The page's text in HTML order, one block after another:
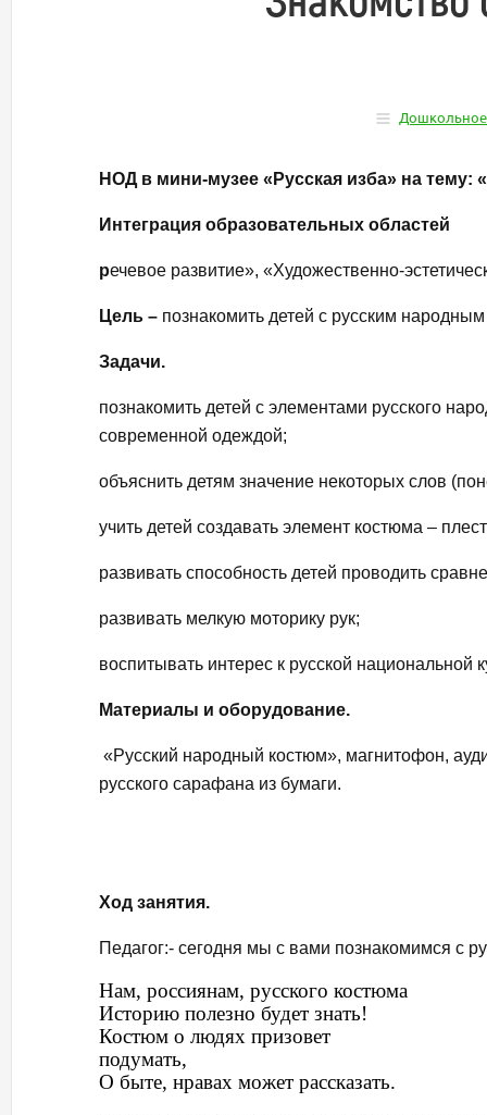
НОД в мини-музее «Русская изба» на тему:
Интеграция образовательных областей
речевое развитие», «Художественно-
Цель – познакомить детей с русским
Задачи.
познакомить детей с элементами русского
современной одеждой;
объяснить детям значение некоторых слов
учить детей создавать элемент костюма –
развивать способность детей проводить
развивать мелкую моторику рук;
воспитывать интерес к русской национальной
Материалы и оборудование.
«Русский народный костюм», магнитофон,
русского сарафана из бумаги.
Ход занятия.
Педагог:- сегодня мы с вами познакомимся с
Нам, россиянам, русского костюма
Историю полезно будет знать!
Костюм о людях призовет
подумать,
О быте, нравах может рассказать.